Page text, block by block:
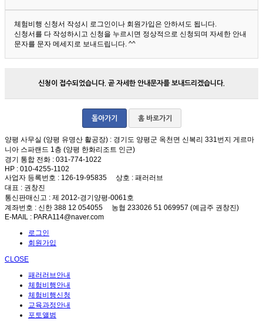
체험비행 신청서 작성시 로그인이나 회원가입은 안하셔도 됩니다.
신청서를 다 작성하시고 신청을 누르시면 정상적으로 신청되며 자세한 안내
문자를 문자 메세지로 보내드립니다. ^^
신청이 접수되었습니다. 곧 자세한 안내문자를 보내드리겠습니다.
돌아가기 홈 바로가기
양평 사무실 (양평 유명산 활공장) : 경기도 양평군 옥천면 신복리 331번지 게르마
니아 스파랜드 1층 (양평 한화리조트 인근)
경기 통합 전화 : 031-774-1022
HP : 010-4255-1102
사업자 등록번호 : 126-19-95835 상호 : 패러러브
대표 : 권창진
통신판매신고 : 제 2012-경기양평-0061호
계좌번호 : 신한 388 12 054055 농협 233026 51 069957 (예금주 권창진)
E-MAIL : PARA114@naver.com
로그인
회원가입
CLOSE
패러러브안내
체험비행안내
체험비행신청
교육과정안내
포토앨범